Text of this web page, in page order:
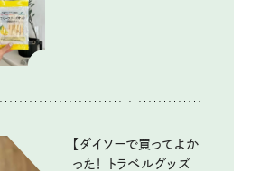
【ダイソーで買ってよか
った！ トラベルグッズ